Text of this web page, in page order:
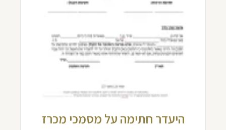
היעדר חתימה על מסמכי מכרז